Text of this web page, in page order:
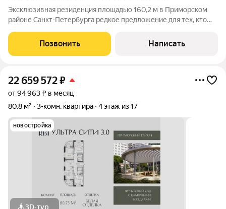
Эксклюзивная резиденция площадью 160,2 м в Приморском
районе Санкт-Петербурга редкое предложение для тех, кто
Квартира обладает уникальной продуманной семейной
планировкой формата «распашонка»:
Позвонить Написать
22 659 572₽
от 94 963 ₽ в месяц
80,8 м²
3-комн. квартира 4 этаж из 17
новостройка
3D-тур